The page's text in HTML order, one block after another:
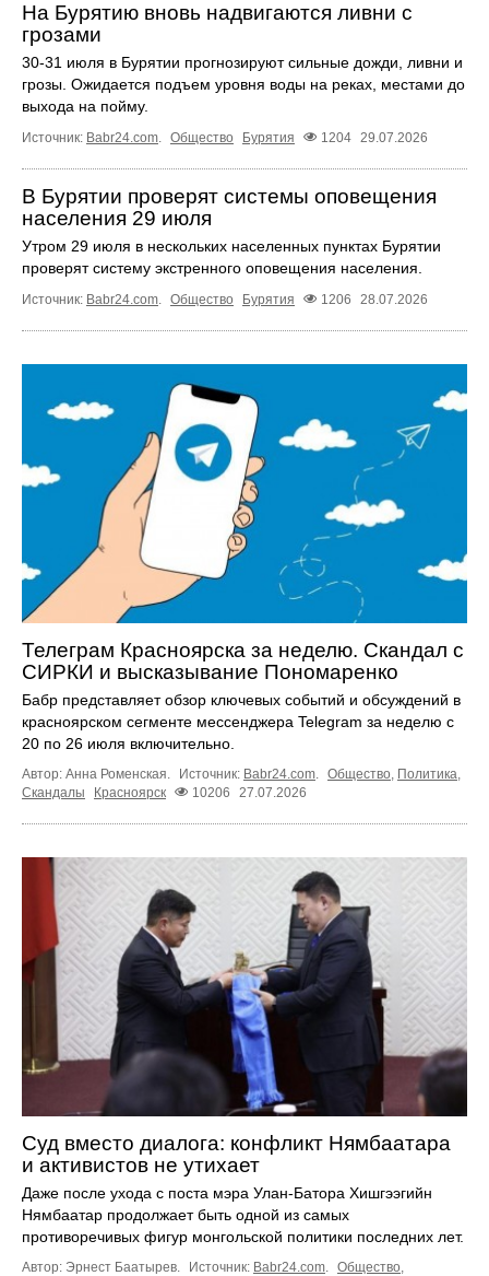
На Бурятию вновь надвигаются ливни с
грозами
30-31 июля в Бурятии прогнозируют сильные дожди, ливни и
грозы. Ожидается подъем уровня воды на реках, местами до
выхода на пойму.
Источник: Babr24.com. Общество Бурятия 1204 29.07.2026
В Бурятии проверят системы оповещения
населения 29 июля
Утром 29 июля в нескольких населенных пунктах Бурятии
проверят систему экстренного оповещения населения.
Источник: Babr24.com. Общество Бурятия 1206 28.07.2026
Телеграм Красноярска за неделю. Скандал с
СИРКИ и высказывание Пономаренко
Бабр представляет обзор ключевых событий и обсуждений в
красноярском сегменте мессенджера Telegram за неделю с
20 по 26 июля включительно.
Автор: Анна Роменская. Источник: Babr24.com. Общество, Политика,
Скандалы
Красноярск 10206 27.07.2026
Суд вместо диалога: конфликт Нямбаатара
и активистов не утихает
Даже после ухода с поста мэра Улан-Батора Хишгээгийн
Нямбаатар продолжает быть одной из самых
противоречивых фигур монгольской политики последних лет.
Автор: Эрнест Баатырев. Источник: Babr24.com Общество